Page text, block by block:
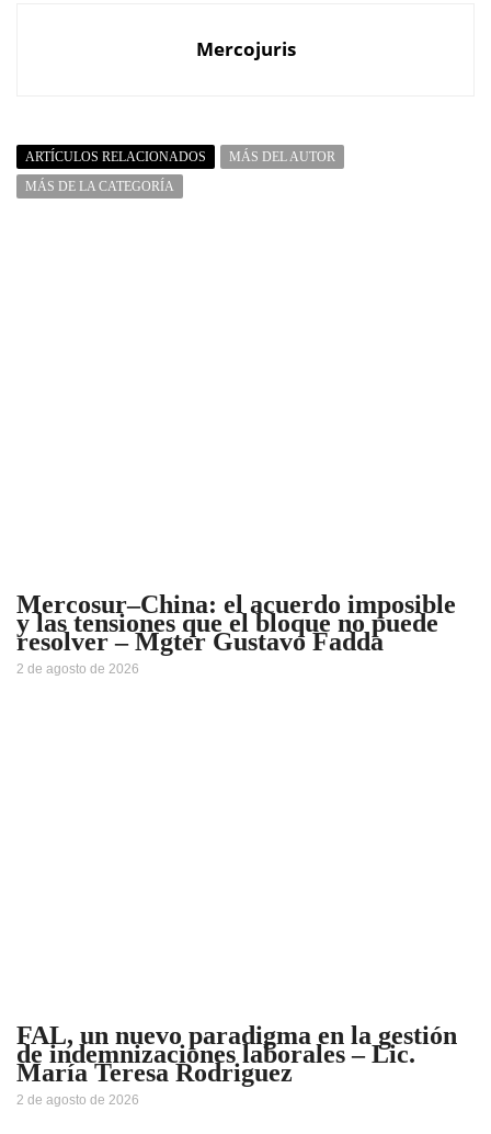
Mercojuris
ARTÍCULOS RELACIONADOS
MÁS DEL AUTOR
MÁS DE LA CATEGORÍA
Mercosur–China: el acuerdo imposible
y las tensiones que el bloque no puede
resolver – Mgter Gustavo Fadda
2 de agosto de 2026
FAL, un nuevo paradigma en la gestión
de indemnizaciones laborales – Lic.
María Teresa Rodriguez
2 de agosto de 2026